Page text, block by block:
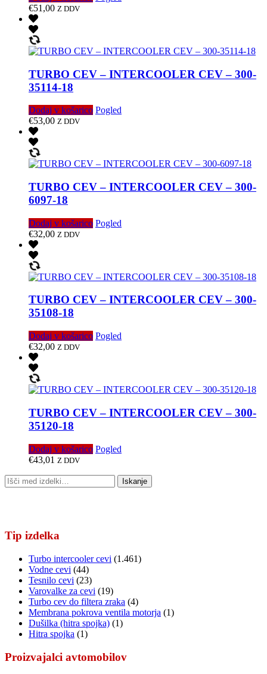
€51,00 Z DDV
TURBO CEV – INTERCOOLER CEV – 300-
35114-18
Dodaj v košarico Pogled
€53,00 Z DDV
TURBO CEV – INTERCOOLER CEV – 300-
6097-18
Dodaj v košarico Pogled
€32,00 Z DDV
TURBO CEV – INTERCOOLER CEV – 300-
35108-18
Dodaj v košarico Pogled
€32,00 Z DDV
TURBO CEV – INTERCOOLER CEV – 300-
35120-18
Dodaj v košarico Pogled
€43,01 Z DDV
Išči: Iskanje
Tip izdelka
Turbo intercooler cevi (1.461)
Vodne cevi (44)
Tesnilo cevi (23)
Varovalke za cevi (19)
Turbo cev do filtera zraka (4)
Membrana pokrova ventila motorja (1)
Dušilka (hitra spojka) (1)
Hitra spojka (1)
Proizvajalci avtomobilov